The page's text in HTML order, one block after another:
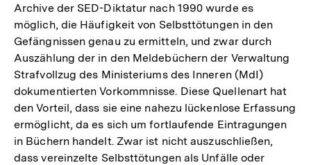
Archive der SED-Diktatur nach 1990 wurde es
möglich, die Häufigkeit von Selbsttötungen in den
Gefängnissen genau zu ermitteln, und zwar durch
Auszählung der in den Meldebüchern der Verwaltung
Strafvollzug des Ministeriums des Inneren (MdI)
dokumentierten Vorkommnisse. Diese Quellenart hat
den Vorteil, dass sie eine nahezu lückenlose Erfassung
ermöglicht, da es sich um fortlaufende Eintragungen
in Büchern handelt. Zwar ist nicht auszuschließen,
dass vereinzelte Selbsttötungen als Unfälle oder